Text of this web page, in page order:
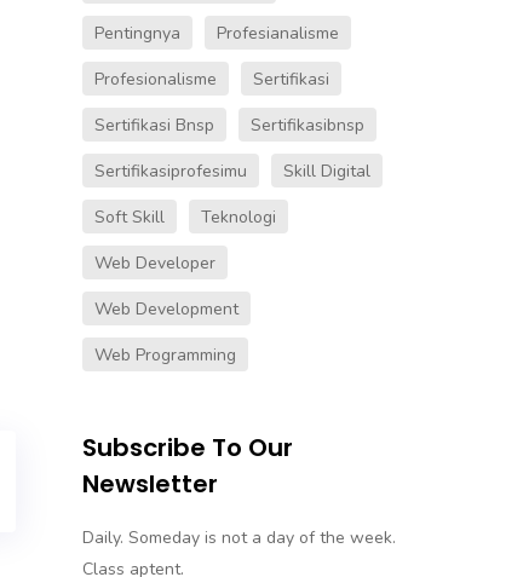
Pentingnya
Profesianalisme
Profesionalisme
Sertifikasi
Sertifikasi Bnsp
Sertifikasibnsp
Sertifikasiprofesimu
Skill Digital
Soft Skill
Teknologi
Web Developer
Web Development
Web Programming
Subscribe To Our
Newsletter
Daily. Someday is not a day of the week.
Class aptent.